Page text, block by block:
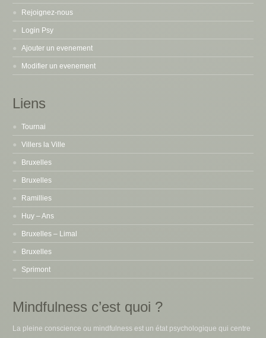
Rejoignez-nous
Login Psy
Ajouter un evenement
Modifier un evenement
Liens
Tournai
Villers la Ville
Bruxelles
Bruxelles
Ramillies
Huy – Ans
Bruxelles – Limal
Bruxelles
Sprimont
Mindfulness c’est quoi ?
La pleine conscience ou mindfulness est un état psychologique qui centre